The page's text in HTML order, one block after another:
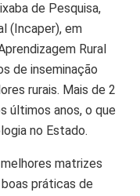
de Pesquisa,
(Incaper), em
Rural
de inseminação
rurais. Mais de 2
últimos anos, o que
no Estado.
matrizes
práticas de